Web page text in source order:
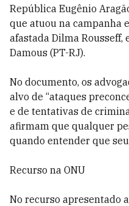
República Eugênio
que atuou na campanha
afastada Dilma Rousseff,
Damous (PT-RJ).
No documento, os
alvo de “ataques
e de tentativas de
afirmam que qualquer
quando entender que
Recurso na ONU
No recurso apresentado